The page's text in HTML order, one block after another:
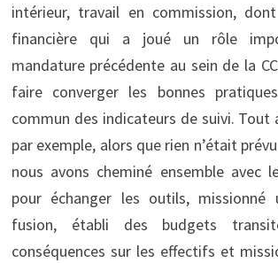
intérieur, travail en commission,
financière qui a joué un rôle
mandature précédente au sein de la
faire converger les bonnes
commun des indicateurs de suivi. Tout
par exemple, alors que rien n’était
nous avons cheminé ensemble avec
pour échanger les outils,
fusion, établi des budgets
conséquences sur les effectifs et